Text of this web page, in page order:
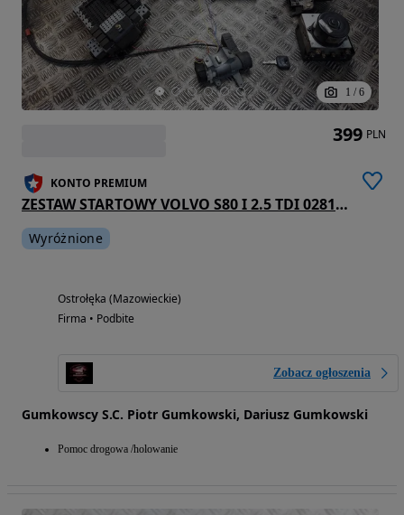
1 / 6
KONTO PREMIUM
ZESTAW STARTOWY VOLVO S80 I 2.5 TDI 0281001776 09496667A 9169572 8645716
Wyróżnione
Ostrołęka (Mazowieckie)
Firma • Podbite
Zobacz ogłoszenia
Gumkowscy S.C. Piotr Gumkowski, Dariusz Gumkowski
Pomoc drogowa /holowanie
399 PLN